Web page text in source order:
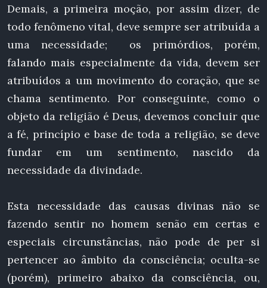
Demais, a primeira moção, por assim dizer, de
todo fenômeno vital, deve sempre ser atribuída a
uma necessidade; os primórdios, porém,
falando mais especialmente da vida, devem ser
atribuídos a um movimento do coração, que se
chama sentimento. Por conseguinte, como o
objeto da religião é Deus, devemos concluir que
a fé, princípio e base de toda a religião, se deve
fundar em um sentimento, nascido da
necessidade da divindade.
Esta necessidade das causas divinas não se
fazendo sentir no homem senão em certas e
especiais circunstâncias, não pode de per si
pertencer ao âmbito da consciência; oculta-se
(porém), primeiro abaixo da consciência, ou,